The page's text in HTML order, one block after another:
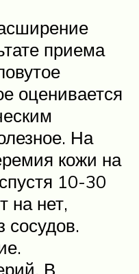
приема
оценивается
На
кожи на
10-30
на нет,
сосудов.
В